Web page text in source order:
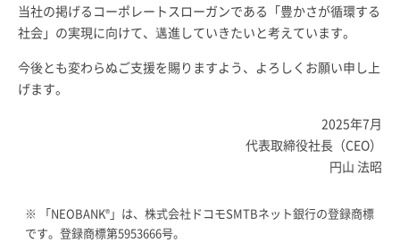
当社の掲げるコーポレートスローガンである「豊かさが循環する
社会」の実現に向けて、邁進していきたいと考えています。
今後とも変わらぬご支援を賜りますよう、よろしくお願い申し上
げます。
2025年7月
代表取締役社長（CEO）
円山 法昭
※ 「NEOBANK® 」は、株式会社ドコモSMTBネット銀行の登録商標
です。登録商標第5953666号。